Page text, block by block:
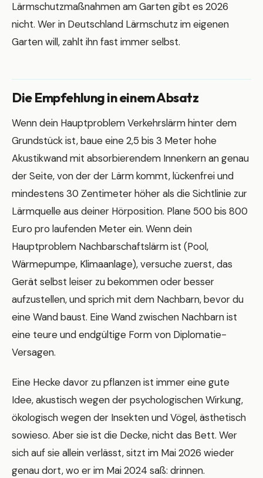
Lärmschutzmaßnahmen am Garten gibt es 2026
nicht. Wer in Deutschland Lärmschutz im eigenen
Garten will, zahlt ihn fast immer selbst.
Die Empfehlung in einem Absatz
Wenn dein Hauptproblem Verkehrslärm hinter dem
Grundstück ist, baue eine 2,5 bis 3 Meter hohe
Akustikwand mit absorbierendem Innenkern an genau
der Seite, von der der Lärm kommt, lückenfrei und
mindestens 30 Zentimeter höher als die Sichtlinie zur
Lärmquelle aus deiner Hörposition. Plane 500 bis 800
Euro pro laufenden Meter ein. Wenn dein
Hauptproblem Nachbarschaftslärm ist (Pool,
Wärmepumpe, Klimaanlage), versuche zuerst, das
Gerät selbst leiser zu bekommen oder besser
aufzustellen, und sprich mit dem Nachbarn, bevor du
eine Wand baust. Eine Wand zwischen Nachbarn ist
eine teure und endgültige Form von Diplomatie-
Versagen.
Eine Hecke davor zu pflanzen ist immer eine gute
Idee, akustisch wegen der psychologischen Wirkung,
ökologisch wegen der Insekten und Vögel, ästhetisch
sowieso. Aber sie ist die Decke, nicht das Bett. Wer
sich auf sie allein verlässt, sitzt im Mai 2026 wieder
genau dort, wo er im Mai 2024 saß: drinnen.